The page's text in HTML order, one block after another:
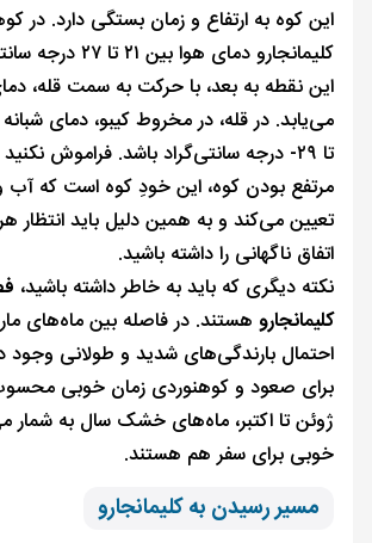
این کوه به ارتفاع و زمان بستگی دارد. در
کلیمانجارو دمای
این نقطه به بعد، با حرکت به سمت قله،
تا ۲۹- درجه سانتی‌گراد باشد. فراموش
مرتفع بودن کوه، این خودِ کوه است که آب
تعیین می‌کند و به همین دلیل باید انتظار
اتفاق ناگهانی را داشته باشید.
نکته‌ دیگری که باید به خاطر داشته باشید،
کلیمانجارو هستند. در فاصله بین ماه‌های
احتمال بارندگی‌های شدید و طولانی وجود
برای صعود و کوهنوردی زمان خوبی
ژوئن تا اکتبر، ماه‌های خشک سال به شمار
خوبی برای سفر هم هستند.
مسیر رسیدن به کلیمانجارو